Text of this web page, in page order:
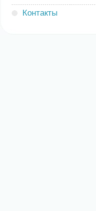
Контакты